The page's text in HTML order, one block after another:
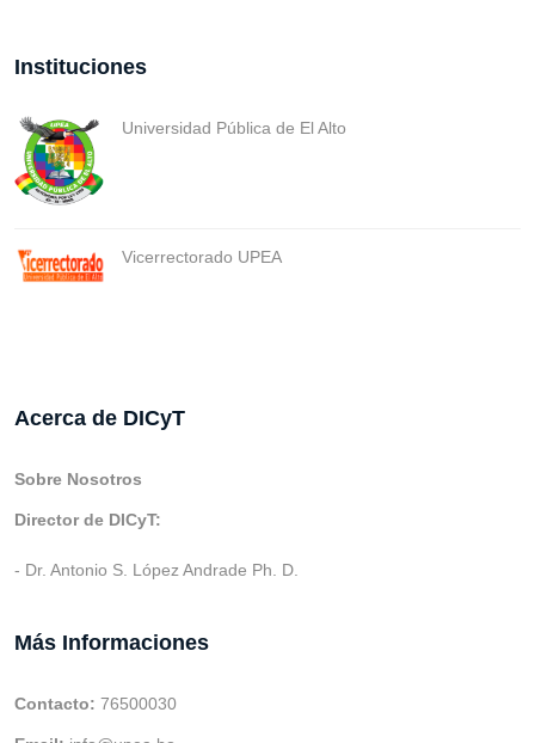
Instituciones
Universidad Pública de El Alto
Vicerrectorado UPEA
Acerca de DICyT
Sobre Nosotros
Director de DICyT:
- Dr. Antonio S. López Andrade Ph. D.
Más Informaciones
Contacto: 76500030